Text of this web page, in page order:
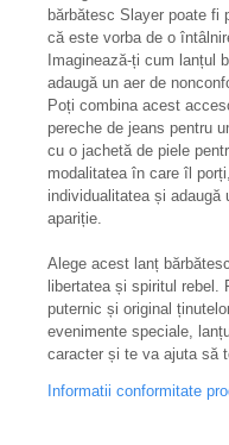
bărbătesc Slayer poate fi
că este vorba de o
Imaginează-ți cum lanțul
adaugă un aer de
Poți combina acest
pereche de jeans pentru
cu o jachetă de piele
modalitatea în care îl
individualitatea și
apariție.
Alege acest lanț
libertatea și spiritul
puternic și original
evenimente speciale,
caracter și te va ajuta să
Informatii conformitate